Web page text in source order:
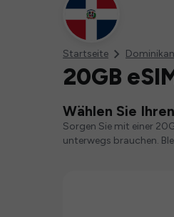
Startseite
20GB
Wählen Sie
Sorgen Sie mit einer
unterwegs brauchen.